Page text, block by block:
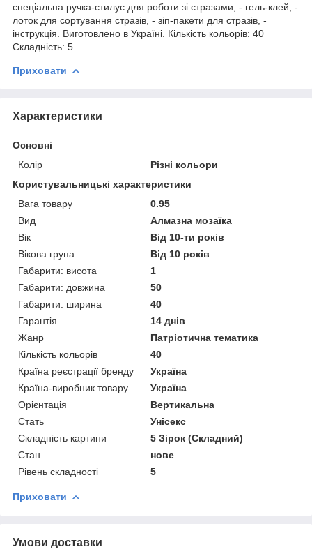
спеціальна ручка-стилус для роботи зі стразами, - гель-клей, -
лоток для сортування стразів, - зіп-пакети для стразів, -
інструкція. Виготовлено в Україні. Кількість кольорів: 40
Складність: 5
Приховати
Характеристики
Основні
Колір
Різні кольори
Користувальницькі характеристики
Вага товару
0.95
Вид
Алмазна мозаїка
Вік
Від 10-ти років
Вікова група
Від 10 років
Габарити: висота
1
Габарити: довжина
50
Габарити: ширина
40
Гарантія
14 днів
Жанр
Патріотична тематика
Кількість кольорів
40
Країна реєстрації бренду
Україна
Країна-виробник товару
Україна
Орієнтація
Вертикальна
Стать
Унісекс
Складність картини
5 Зірок (Складний)
Стан
нове
Рівень складності
5
Приховати
Умови доставки